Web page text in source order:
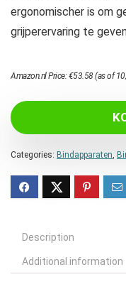
ergonomischer is om
grijperervaring te
Amazon.nl Price:€53.58(as of
Categories: Bindapparaten,
Description
Additional information